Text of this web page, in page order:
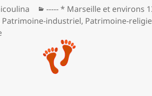
Catégories
----- * Marseille et environs
Patrimoine-industriel, Patrimoine-